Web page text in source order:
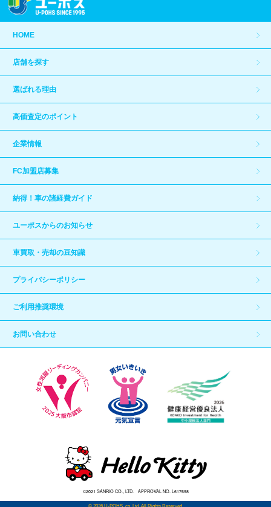
HOME
店舗を探す
選ばれる理由
高価査定のポイント
企業情報
FC加盟店募集
納得！車の諸経費ガイド
ユーポスからのお知らせ
車買取・売却の豆知識
プライバシーポリシー
ご利用推奨環境
お問い合わせ
©2021 SANRIO CO., LTD. APPROVAL NO. L617698
© 2026 U-POHS. co. Ltd. All Rights Reserved.